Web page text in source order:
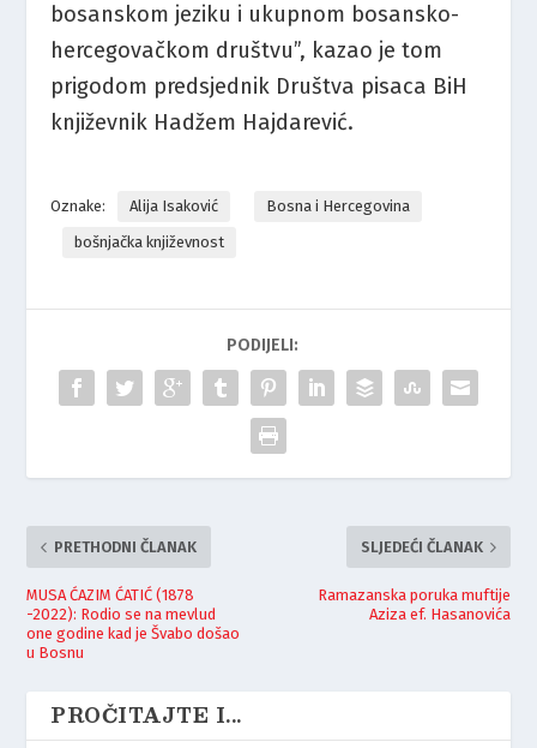
bosanskom jeziku i ukupnom bosansko-
hercegovačkom društvu”, kazao je tom
prigodom predsjednik Društva pisaca BiH
književnik Hadžem Hajdarević.
Oznake: Alija Isaković
Bosna i Hercegovina
bošnjačka književnost
PODIJELI:
PRETHODNI ČLANAK
MUSA ĆAZIM ĆATIĆ (1878
-2022): Rodio se na mevlud
one godine kad je Švabo došao
u Bosnu
SLJEDEĆI ČLANAK
Ramazanska poruka muftije
Aziza ef. Hasanovića
PROČITAJTE I...